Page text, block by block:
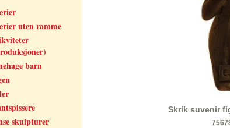
uten ramme
barn
skulpturer
Skrik suvenir